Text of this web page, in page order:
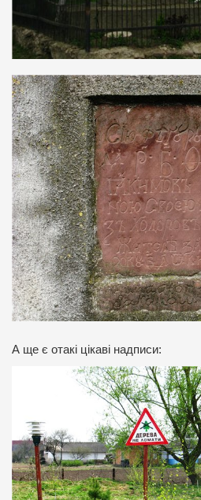
А ще є отакі цікаві надписи: